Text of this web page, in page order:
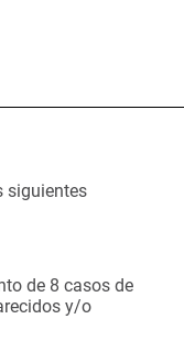
siguientes
de 8 casos de
y/o